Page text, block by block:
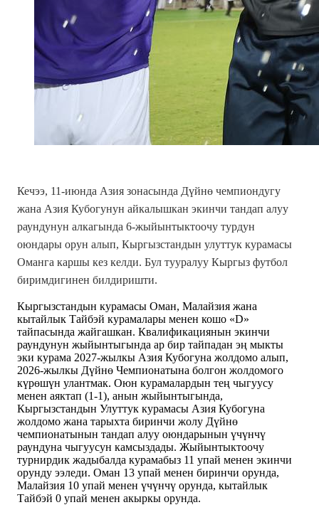
Кечээ, 11-июнда Азия зонасында Дүйнө чемпиондугу
жана Азия Кубогунун айкалышкан экинчи тандап алуу
раундунун алкагында 6-жыйынтыктоочу турдун
оюндары орун алып, Кыргызстандын улуттук курамасы
Оманга каршы кез келди. Бул тууралуу Кыргыз футбол
биримдигинен билдиришти.
Кыргызстандын курамасы Оман, Малайзия жана
кытайлык Тайбэй курамалары менен кошо «D»
тайпасында жайгашкан. Квалификациянын экинчи
раундунун жыйынтыгында ар бир тайпадан эң мыкты
эки курама 2027-жылкы Азия Кубогуна жолдомо алып,
2026-жылкы Дүйнө Чемпионатына болгон жолдомого
күрөшүн улантмак. Оюн курамалардын тең чыгуусу
менен аяктап (1-1), анын жыйынтыгында,
Кыргызстандын Улуттук курамасы Азия Кубогуна
жолдомо жана тарыхта биринчи жолу Дүйнө
чемпионатынын тандап алуу оюндарынын үчүнчү
раундуна чыгуусун камсыздады. Жыйынтыктоочу
турнирдик жадыбалда курамабыз 11 упай менен экинчи
орунду ээледи. Оман 13 упай менен биринчи орунда,
Малайзия 10 упай менен үчүнчү орунда, кытайлык
Тайбэй 0 упай менен акыркы орунда.